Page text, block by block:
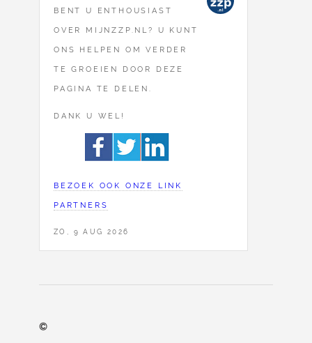
BENT U ENTHOUSIAST
OVER MIJNZZP.NL? U KUNT
ONS HELPEN OM VERDER
TE GROEIEN DOOR DEZE
PAGINA TE DELEN.
DANK U WEL!
BEZOEK OOK ONZE LINK
PARTNERS
ZO, 9 AUG 2026
©